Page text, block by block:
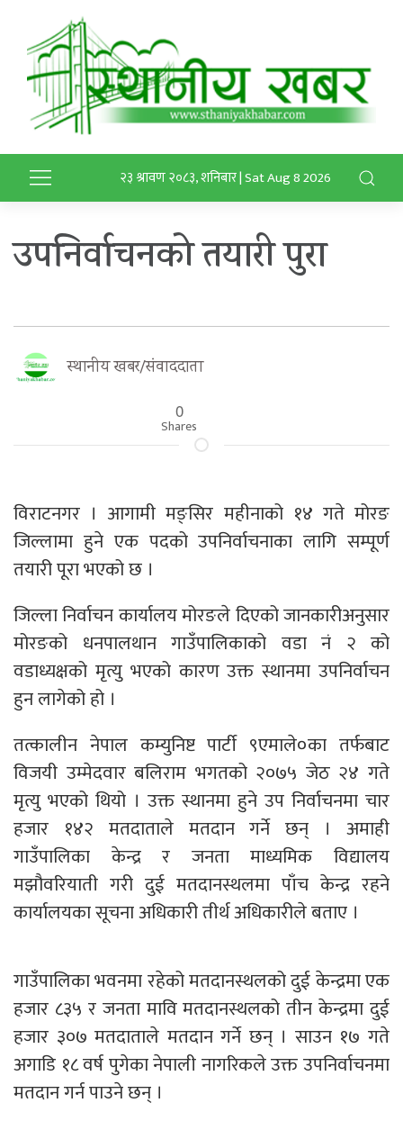
२३ श्रावण २०८३, शनिबार | Sat Aug 8 2026
उपनिर्वाचनको तयारी पुरा
स्थानीय खबर/संवाददाता
0
Shares
विराटनगर । आगामी मङ्सिर महीनाको १४ गते मोरङ
जिल्लामा हुने एक पदको उपनिर्वाचनाका लागि सम्पूर्ण
तयारी पूरा भएको छ ।
जिल्ला निर्वाचन कार्यालय मोरङले दिएको जानकारीअनुसार
मोरङको धनपालथान गाउँपालिकाको वडा नं २ को
वडाध्यक्षको मृत्यु भएको कारण उक्त स्थानमा उपनिर्वाचन
हुन लागेको हो ।
तत्कालीन नेपाल कम्युनिष्ट पार्टी ९एमाले०का तर्फबाट
विजयी उम्मेदवार बलिराम भगतको २०७५ जेठ २४ गते
मृत्यु भएको थियो । उक्त स्थानमा हुने उप निर्वाचनमा चार
हजार १४२ मतदाताले मतदान गर्ने छन् । अमाही
गाउँपालिका केन्द्र र जनता माध्यमिक विद्यालय
मझौवरियाती गरी दुई मतदानस्थलमा पाँच केन्द्र रहने
कार्यालयका सूचना अधिकारी तीर्थ अधिकारीले बताए ।
गाउँपालिका भवनमा रहेको मतदानस्थलको दुई केन्द्रमा एक
हजार ८३५ र जनता मावि मतदानस्थलको तीन केन्द्रमा दुई
हजार ३०७ मतदाताले मतदान गर्ने छन् । साउन १७ गते
अगाडि १८ वर्ष पुगेका नेपाली नागरिकले उक्त उपनिर्वाचनमा
मतदान गर्न पाउने छन् ।